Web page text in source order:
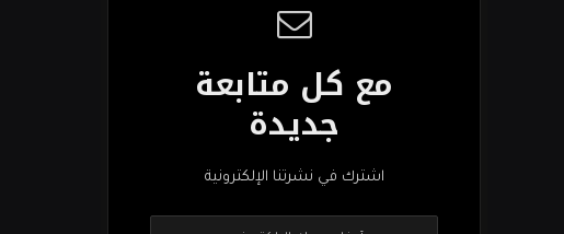
مع كل متابعة
جديدة
اشترك في نشرتنا الإلكترونية